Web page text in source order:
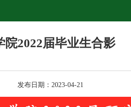
院2022届毕业生合影
发布日期：2023-04-21